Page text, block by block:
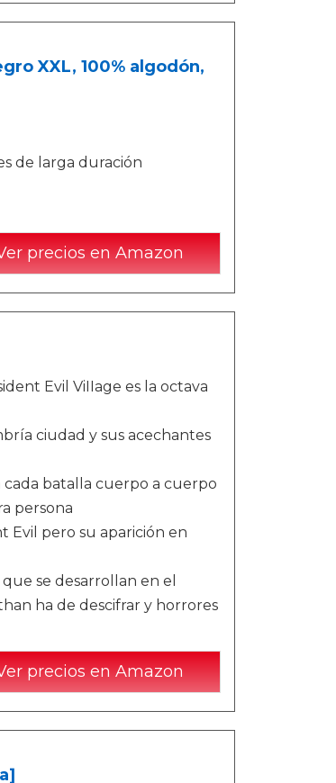
XXL, 100% algodón,
de larga duración
precios en Amazon
Evil ViIIage es la octava
ciudad y sus acechantes
batalla cuerpo a cuerpo
persona
Evil pero su aparición en
se desarrollan en el
ha de descifrar y horrores
precios en Amazon